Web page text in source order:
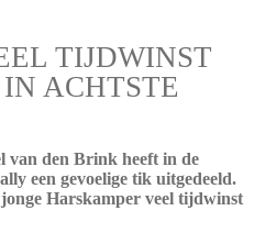
TIJDWINST
ACHTSTE
den Brink heeft in de
een gevoelige tik uitgedeeld.
jonge Harskamper veel tijdwinst